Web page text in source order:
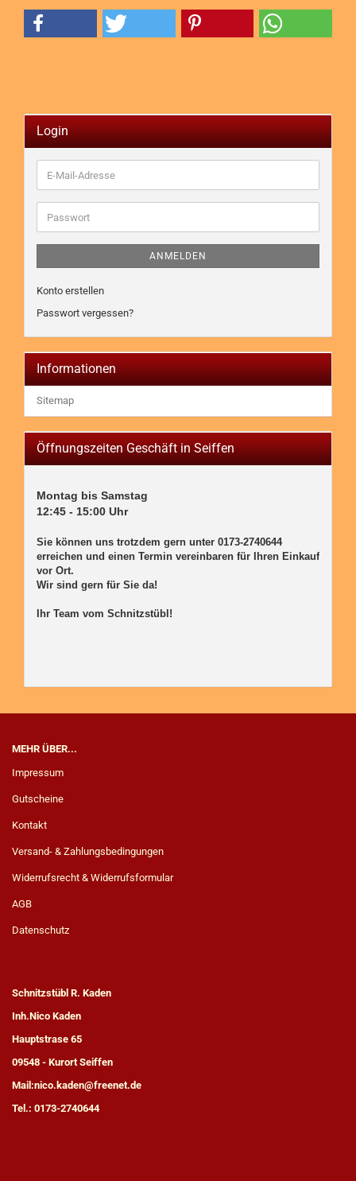
Login
E-
Mail-
Adresse
Passwort
ANMELDEN
Konto erstellen
Passwort vergessen?
Informationen
Sitemap
Öffnungszeiten Geschäft in Seiffen
Montag bis Samstag
12:45 - 15:00 Uhr
Sie können uns trotzdem gern unter 0173-2740644
erreichen und einen Termin vereinbaren für Ihren Einkauf
vor Ort.
Wir sind gern für Sie da!
Ihr Team vom Schnitzstübl!
MEHR ÜBER...
Impressum
Gutscheine
Kontakt
Versand- & Zahlungsbedingungen
Widerrufsrecht & Widerrufsformular
AGB
Datenschutz
Schnitzstübl R. Kaden
Inh.Nico Kaden
Hauptstrase 65
09548 - Kurort Seiffen
Mail:nico.kaden@freenet.de
Tel.: 0173-2740644